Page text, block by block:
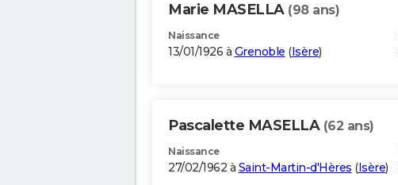
Marie MASELLA (98 ans)
Naissance
13/01/1926 à Grenoble (Isère)
Pascalette MASELLA (62 ans)
Naissance
27/02/1962 à Saint-Martin-d'Hères (Isère)